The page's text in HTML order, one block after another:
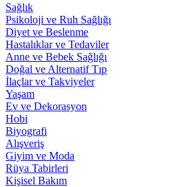
Sağlık
Psikoloji ve Ruh Sağlığı
Diyet ve Beslenme
Hastalıklar ve Tedaviler
Anne ve Bebek Sağlığı
Doğal ve Alternatif Tıp
İlaçlar ve Takviyeler
Yaşam
Ev ve Dekorasyon
Hobi
Biyografi
Alışveriş
Giyim ve Moda
Rüya Tabirleri
Kişisel Bakım